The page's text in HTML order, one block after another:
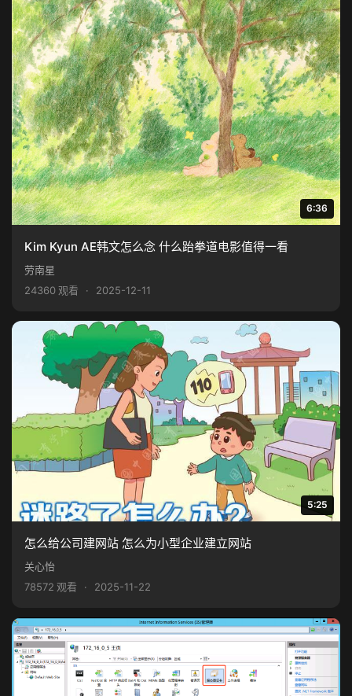
6:36
Kim Kyun AE韩文怎么念 什么跆拳道电影值得一看
劳南星
24360 观看
· 2025-12-11
5:25
怎么给公司建网站 怎么为小型企业建立网站
关心怡
78572 观看
· 2025-11-22